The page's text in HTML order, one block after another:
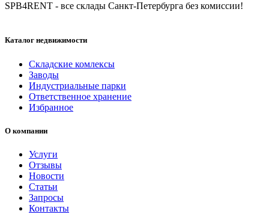
SPB4RENT - все склады Санкт-Петербурга без комиссии!
Каталог недвижимости
Складские комлексы
Заводы
Индустриальные парки
Ответственное хранение
Избранное
О компании
Услуги
Отзывы
Новости
Статьи
Запросы
Контакты